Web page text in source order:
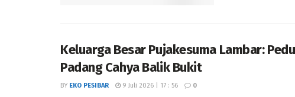
Keluarga Besar Pujakesuma Lambar:
Padang Cahya Balik Bukit
BY EKO PESIBAR 9 Juli 2026 | 17 : 56 0